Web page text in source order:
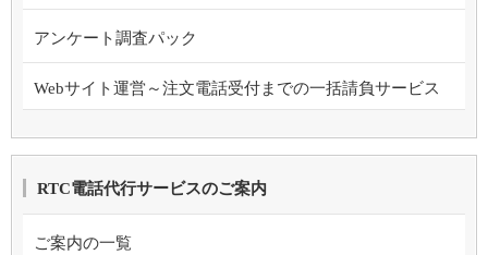
アンケート調査パック
Webサイト運営～注文電話受付までの一括請負サービス
RTC電話代行サービスのご案内
ご案内の一覧